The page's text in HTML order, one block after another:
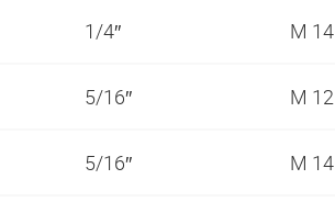
1/4″ M 14
5/16″ M 12
5/16″ M 14